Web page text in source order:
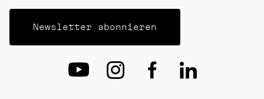
Newsletter abonnieren